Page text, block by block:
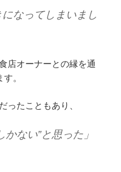
になってしまいまし
店オーナーとの縁を通
。
ったこともあり、
かない”と思った」